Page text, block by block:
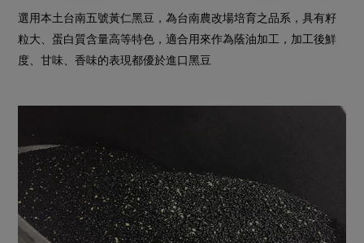
選用本土台南五號黃仁黑豆，為台南農改場培育之品系，具有籽
粒大、蛋白質含量高等特色，適合用來作為蔭油加工，加工後鮮
度、甘味、香味的表現都優於進口黑豆